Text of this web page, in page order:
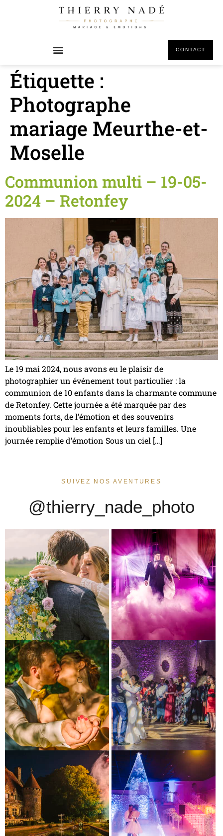
CONTACT
Étiquette :
Photographe
mariage Meurthe-et-
Moselle
Communion multi – 19-05-
2024 – Retonfey
Le 19 mai 2024, nous avons eu le plaisir de
photographier un événement tout particulier : la
communion de 10 enfants dans la charmante commune
de Retonfey. Cette journée a été marquée par des
moments forts, de l’émotion et des souvenirs
inoubliables pour les enfants et leurs familles. Une
journée remplie d’émotion Sous un ciel […]
SUIVEZ NOS AVENTURES
@thierry_nade_photo